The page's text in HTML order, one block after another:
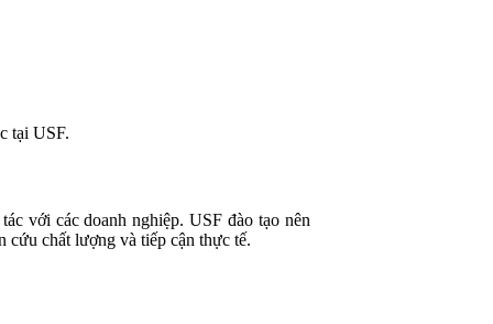
tại USF.
với các doanh nghiệp. USF đào tạo nên
cứu chất lượng và tiếp cận thực tế.